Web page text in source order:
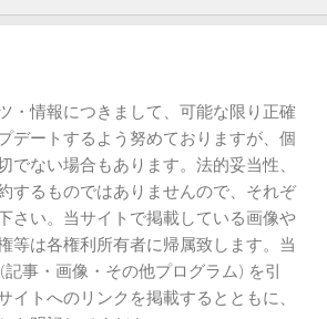
・情報につきまして、可能な限り正確
デートするよう努めておりますが、個
でない場合もあります。法的妥当性、
するものではありませんので、それぞ
さい。当サイトで掲載している画像や
等は各権利所有者に帰属致します。当
事・画像・その他プログラム) を引
イトへのリンクを掲載するとともに、